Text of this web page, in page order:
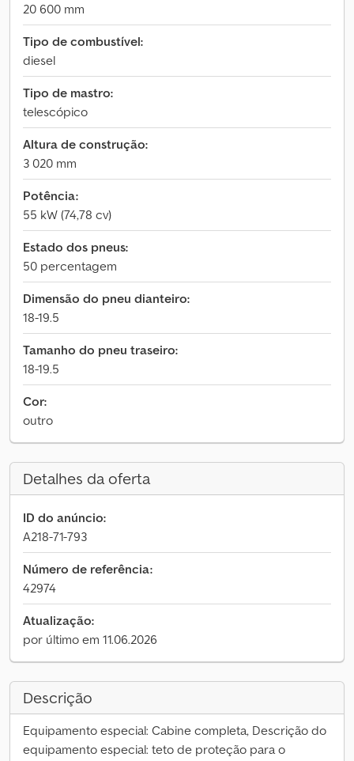
20 600 mm
Tipo de combustível:
diesel
Tipo de mastro:
telescópico
Altura de construção:
3 020 mm
Potência:
55 kW (74,78 cv)
Estado dos pneus:
50 percentagem
Dimensão do pneu dianteiro:
18-19.5
Tamanho do pneu traseiro:
18-19.5
Cor:
outro
Detalhes da oferta
ID do anúncio:
A218-71-793
Número de referência:
42974
Atualização:
por último em 11.06.2026
Descrição
Equipamento especial: Cabine completa, Descrição do
equipamento especial: teto de proteção para o